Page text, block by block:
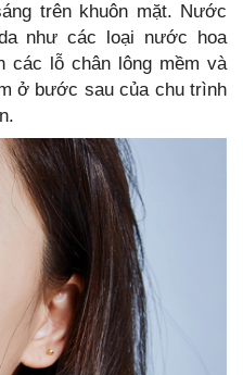
trên khuôn mặt. Nước
như các loại nước hoa
các lỗ chân lông mềm và
ở bước sau của chu trình